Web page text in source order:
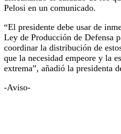
Pelosi en un comunicado.
“El presidente debe usar de
Ley de Producción de Defensa
coordinar la distribución de
que la necesidad empeore y la
extrema”, añadió la presidenta
-Aviso-